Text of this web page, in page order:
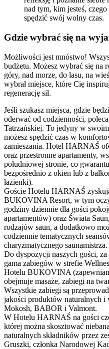
nad tym, kim jesteś,
spędzić swój wolny czas.
Gdzie wybrać się na
Możliwości jest mnóstwo!
budżetu. Możesz wybrać się na
góry, nad morze, do lasu, na
wybrał miejsce, które Cię
regenerację sił.
Jeśli szukasz miejsca, gdzie
oderwać od codzienności,
Tatrzańskiej. To jedyny w
możesz spędzić czas w
zamieszania. Hotel HARNAŚ
oraz przestronne apartamenty,
południowej stronie, co
bezpośrednio z okien lub z
łazienki).
Goście Hotelu HARNAŚ
BUKOVINA Resort, w tym
godziny dziennie dla gości
apartamentów) oraz Świata
rodzajów saun, a dodatkowo
codziennie tematycznych
charyzmatycznego saunamistrza.
Do dyspozycji naszych gości, za
gama zabiegów w strefie
Hotelu BUKOVINA
obejmuje masaże, zabiegi na
Wszystkie zabiegi są
jakości produktów naturalnych i
Mokosh, BABOR i Valmont.
W Hotelu HARNAŚ na gości
której można skosztować
naturalnych składników przez
Gruszki, członka Narodowej